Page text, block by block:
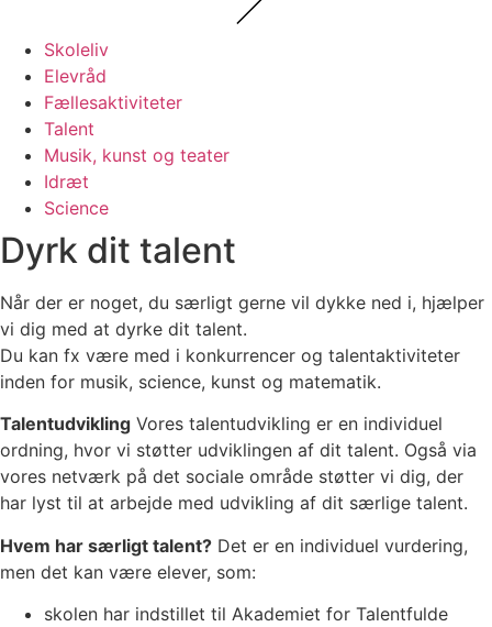
Skoleliv
Elevråd
Fællesaktiviteter
Talent
Musik, kunst og teater
Idræt
Science
Dyrk dit talent
Når der er noget, du særligt gerne vil dykke ned i, hjælper
vi dig med at dyrke dit talent.
Du kan fx være med i konkurrencer og talentaktiviteter
inden for musik, science, kunst og matematik.
Talentudvikling Vores talentudvikling er en individuel
ordning, hvor vi støtter udviklingen af dit talent. Også via
vores netværk på det sociale område støtter vi dig, der
har lyst til at arbejde med udvikling af dit særlige talent.
Hvem har særligt talent? Det er en individuel vurdering,
men det kan være elever, som:
skolen har indstillet til Akademiet for Talentfulde